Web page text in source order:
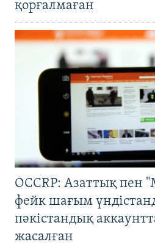
қорғалмаған
OCCRP: Азаттық пен
фейк шағым
пәкістандық
жасалған